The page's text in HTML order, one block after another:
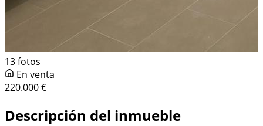
13 fotos
En venta
220.000 €
Descripción del inmueble